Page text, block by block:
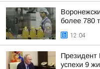
более 780
12:04
успехи 9